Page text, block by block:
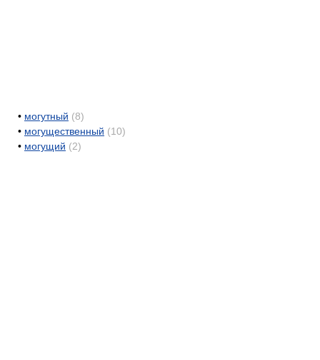
• могутный (8)
• могущественный (10)
• могущий (2)